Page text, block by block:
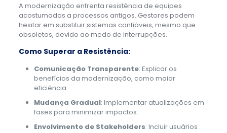
A modernização enfrenta resistência de equipes
acostumadas a processos antigos. Gestores podem
hesitar em substituir sistemas confiáveis, mesmo que
obsoletos, devido ao medo de interrupções.
Como Superar a Resistência:
Comunicação Transparente: Explicar os
benefícios da modernização, como maior
eficiência.
Mudança Gradual: Implementar atualizações em
fases para minimizar impactos.
Envolvimento de Stakeholders: Incluir usuários